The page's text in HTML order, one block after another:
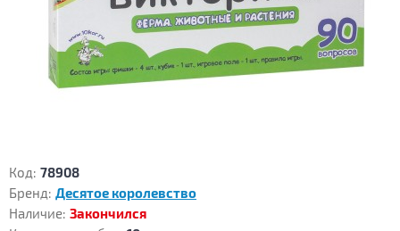
Код: 78908
Бренд: Десятое королевство
Наличие: Закончился